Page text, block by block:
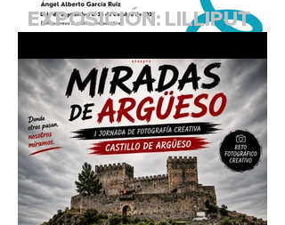
EXPOSICIÓN: LILLIPUT
"Cuando lo diminuto
cobra vida"